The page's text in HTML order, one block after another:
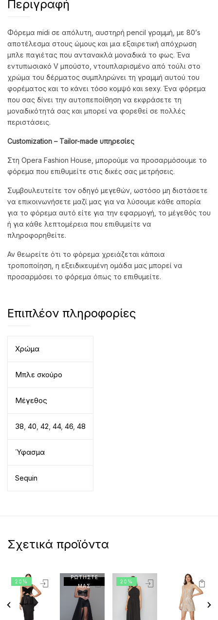
Περιγραφή
Φόρεμα midi σε απόλυτη, αυστηρή pencil γραμμή, με 80’s
αποτέλεσμα στους ώμους και μια εξαιρετική απόχρωση
μπλε παγιέτας που αντανακλά μοναδικά το φως. Ένα
εντυπωσιακό V μπούστο, ντουπλαρισμένο από τούλι στο
χρώμα του δέρματος συμπληρώνει τη γραμμή αυτού του
φορέματος και το κάνει τόσο κομψό και sexy. Ένα φόρεμα
που σας δίνει την αυτοπεποίθηση να εκφράσετε τη
μοναδικότητά σας και μπορεί να φορεθεί σε πολλές
περιστάσεις.
Customization – Tailor-made υπηρεσίες
Στη Opera Fashion House, μπορούμε να προσαρμόσουμε το
φόρεμα που επιθυμείτε στις δικές σας μετρήσεις.
Συμβουλευτείτε τον οδηγό μεγεθών, ωστόσο μη διστάσετε
να επικοινωνήσετε μαζί μας για να λύσουμε κάθε απορία
για το φόρεμα αυτό είτε για την εφαρμογή, το μέγεθός του
ή για κάθε λεπτομέρεια που επιθυμείτε να
πληροφορηθείτε.
Αν θεωρείτε ότι το φόρεμα χρειάζεται κάποια
τροποποίηση, η εξειδικευμένη ομάδα μας μπορεί να
προσαρμόσει το φόρεμα όπως το επιθυμείτε.
Επιπλέον πληροφορίες
Χρώμα
Μπλε σκούρο
Μέγεθος
38, 40, 42, 44, 46, 48
Ύφασμα
Sequin
Σχετικά προϊόντα
20%
ΡΩΤΗΣΤΕ
ΜΑΣ
20%